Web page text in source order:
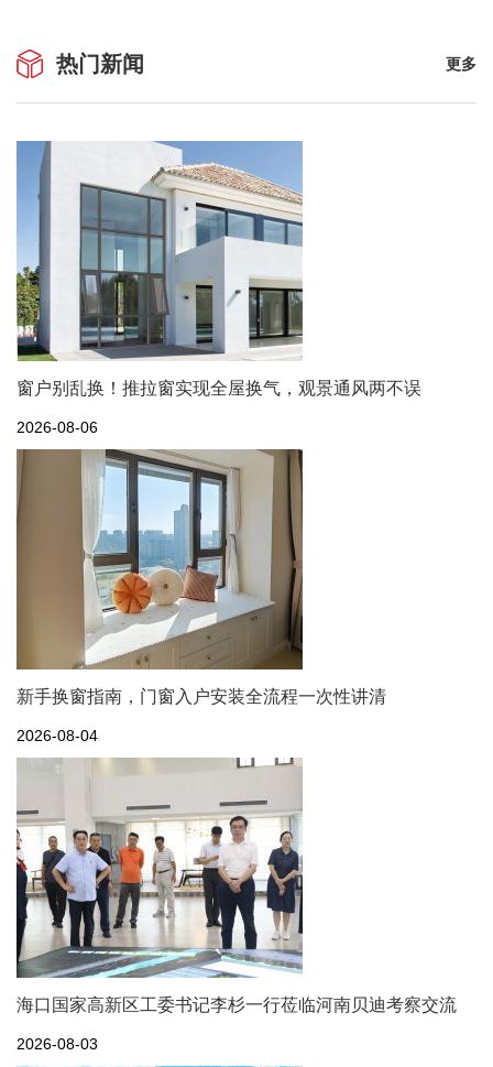
热门新闻 更多
窗户别乱换！推拉窗实现全屋换气，观景通风两不误
2026-08-06
新手换窗指南，门窗入户安装全流程一次性讲清
2026-08-04
海口国家高新区工委书记李杉一行莅临河南贝迪考察交流
2026-08-03